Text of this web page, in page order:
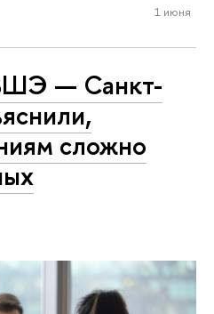
1 июня
— Санкт-
сложно